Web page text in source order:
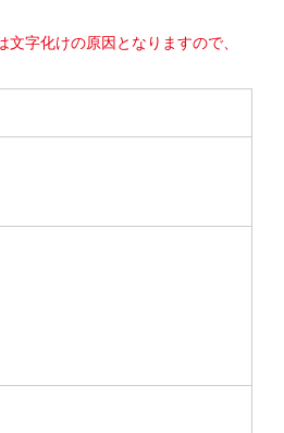
字化けの原因となりますので、